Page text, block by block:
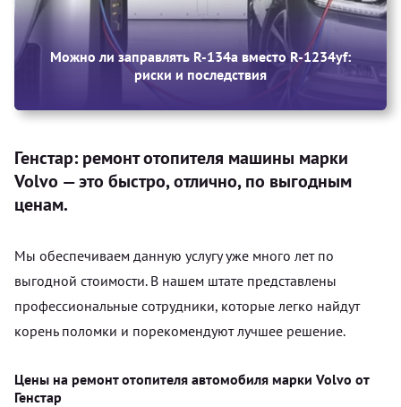
Можно ли заправлять R-134a вместо R-1234yf:
риски и последствия
Генстар: ремонт отопителя машины марки
Volvo — это быстро, отлично, по выгодным
ценам.
Мы обеспечиваем данную услугу уже много лет по
выгодной стоимости. В нашем штате представлены
профессиональные сотрудники, которые легко найдут
корень поломки и порекомендуют лучшее решение.
Цены на ремонт отопителя автомобиля марки Volvo от
Генстар